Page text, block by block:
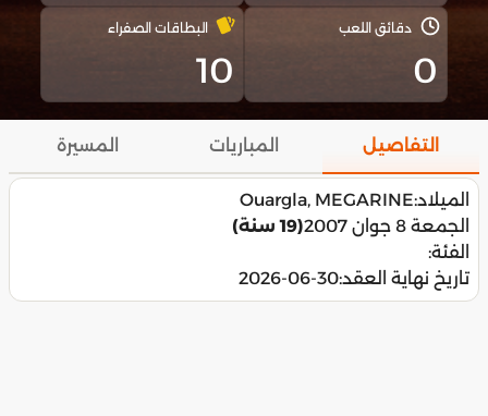
دقائق اللعب
0
البطاقات الصفراء
10
التفاصيل المباريات المسيرة
الميلاد:Ouargla, MEGARINE
الجمعة 8 جوان 2007
(19 سنة)
الفئة:
تاريخ نهاية العقد:2026-06-30